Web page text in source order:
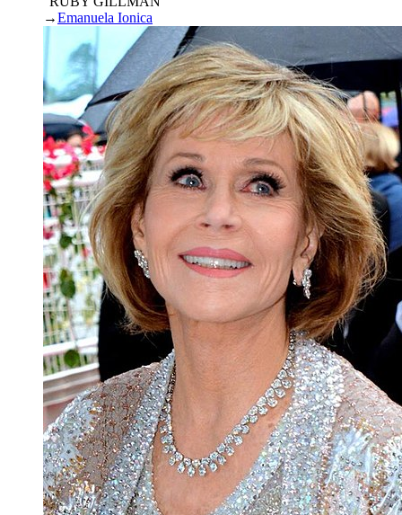
→Emanuela Ionica